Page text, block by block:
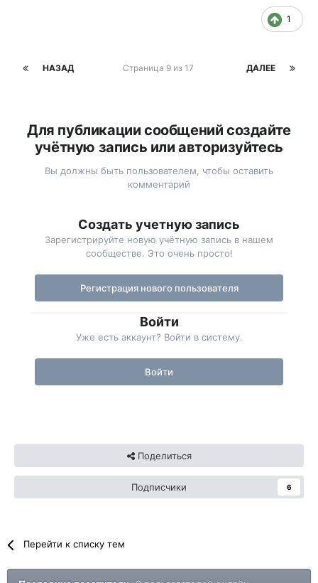
1
НАЗАД ДАЛЕЕ
Страница 9 из 17
Для публикации сообщений создайте
учётную запись или авторизуйтесь
Вы должны быть пользователем, чтобы оставить
комментарий
Создать учетную запись
Зарегистрируйте новую учётную запись в нашем
сообществе. Это очень просто!
Регистрация нового пользователя
Войти
Уже есть аккаунт? Войти в систему.
Войти
Поделиться
Подписчики 6
Перейти к списку тем